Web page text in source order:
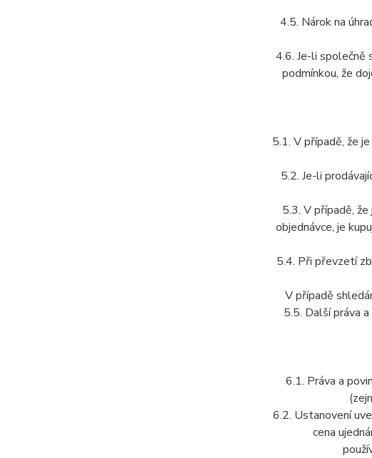
4.5. Nárok na
4.6. Je-li společně
podmínkou, že
5.1. V případě, že
5.2. Je-li
5.3. V případě,
objednávce, je
5.4. Při převzetí
V případě
5.5. Další práva
6.1. Práva a
6.2. Ustanovení
cena